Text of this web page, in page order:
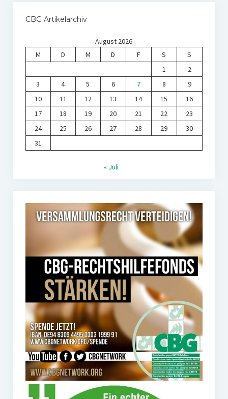
CBG Artikelarchiv
August 2026
M
D M D F S
S
1
2
3
4 5 6 7 8
9
10
11 12 13 14 15
16
17
18 19 20 21 22
23
24
25 26 27 28 29
30
31
« Juli